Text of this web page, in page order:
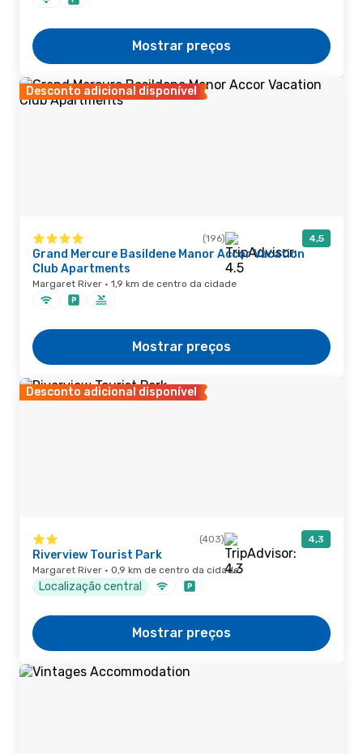
Mostrar preços
Desconto adicional disponível
(196) 4,5
Grand Mercure Basildene Manor Accor Vacation
Club Apartments
Margaret River · 1,9 km de centro da cidade
Mostrar preços
Desconto adicional disponível
(403) 4,3
Riverview Tourist Park
Margaret River · 0,9 km de centro da cidade
Localização central
Mostrar preços